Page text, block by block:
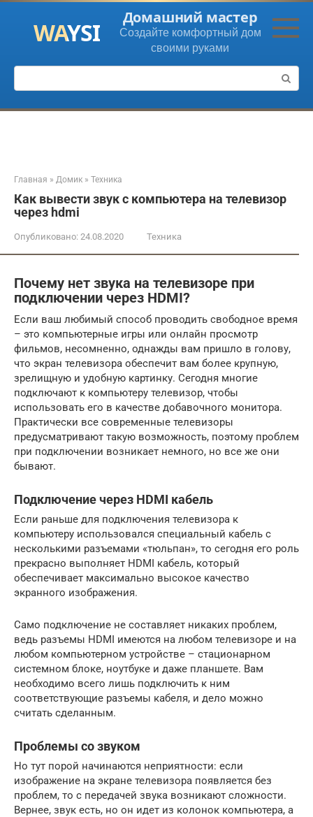
Перейти
контенту
Домашний мастер
Создайте комфортный дом
своими руками
Поиск:
Главная » Домик » Техника
Как вывести звук с компьютера на телевизор
через hdmi
Опубликовано: 24.08.2020 Техника
Почему нет звука на телевизоре при
подключении через HDMI?
Если ваш любимый способ проводить свободное время
– это компьютерные игры или онлайн просмотр
фильмов, несомненно, однажды вам пришло в голову,
что экран телевизора обеспечит вам более крупную,
зрелищную и удобную картинку. Сегодня многие
подключают к компьютеру телевизор, чтобы
использовать его в качестве добавочного монитора.
Практически все современные телевизоры
предусматривают такую возможность, поэтому проблем
при подключении возникает немного, но все же они
бывают.
Подключение через HDMI кабель
Если раньше для подключения телевизора к
компьютеру использовался специальный кабель с
несколькими разъемами «тюльпан», то сегодня его роль
прекрасно выполняет HDMI кабель, который
обеспечивает максимально высокое качество
экранного изображения.
Само подключение не составляет никаких проблем,
ведь разъемы HDMI имеются на любом телевизоре и на
любом компьютерном устройстве – стационарном
системном блоке, ноутбуке и даже планшете. Вам
необходимо всего лишь подключить к ним
соответствующие разъемы кабеля, и дело можно
считать сделанным.
Проблемы со звуком
Но тут порой начинаются неприятности: если
изображение на экране телевизора появляется без
проблем, то с передачей звука возникают сложности.
Вернее, звук есть, но он идет из колонок компьютера, а